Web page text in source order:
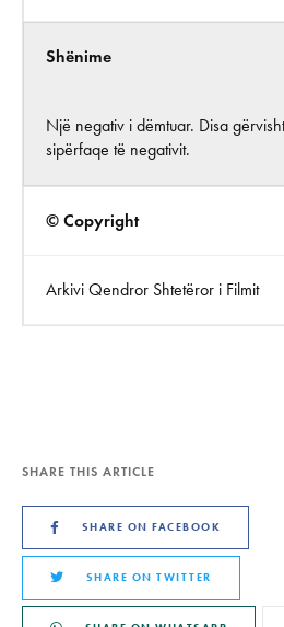
Shënime
Një negativ i dëmtuar. Disa
sipërfaqe të negativit.
© Copyright
Arkivi Qendror Shtetëror i Filmit
SHARE THIS ARTICLE
SHARE ON FACEBOOK
SHARE ON TWITTER